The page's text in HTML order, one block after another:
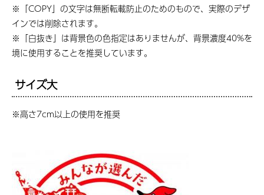
※「COPY」の文字は無断転載防止のためのもので、実際のデザ
インでは削除されます。
※「白抜き」は背景色の色指定はありませんが、背景濃度40%を
境に使用することを推奨しています。
サイズ大
※高さ7cm以上の使用を推奨